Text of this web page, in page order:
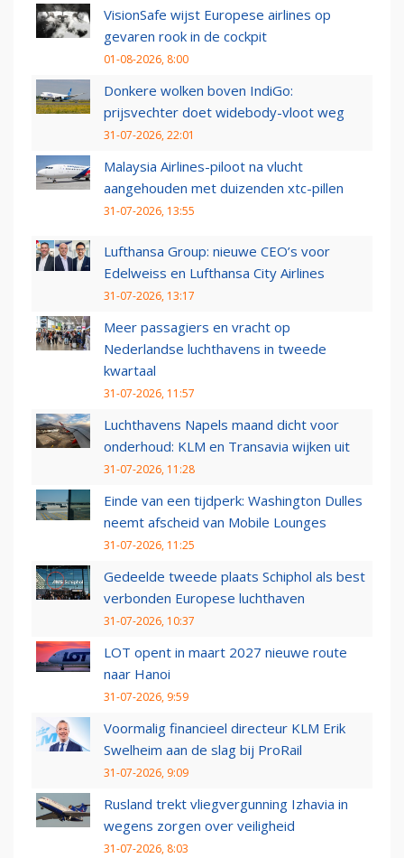
VisionSafe wijst Europese airlines op
gevaren rook in de cockpit
01-08-2026, 8:00
Donkere wolken boven IndiGo:
prijsvechter doet widebody-vloot weg
31-07-2026, 22:01
Malaysia Airlines-piloot na vlucht
aangehouden met duizenden xtc-pillen
31-07-2026, 13:55
Lufthansa Group: nieuwe CEO’s voor
Edelweiss en Lufthansa City Airlines
31-07-2026, 13:17
Meer passagiers en vracht op
Nederlandse luchthavens in tweede
kwartaal
31-07-2026, 11:57
Luchthavens Napels maand dicht voor
onderhoud: KLM en Transavia wijken uit
31-07-2026, 11:28
Einde van een tijdperk: Washington Dulles
neemt afscheid van Mobile Lounges
31-07-2026, 11:25
Gedeelde tweede plaats Schiphol als best
verbonden Europese luchthaven
31-07-2026, 10:37
LOT opent in maart 2027 nieuwe route
naar Hanoi
31-07-2026, 9:59
Voormalig financieel directeur KLM Erik
Swelheim aan de slag bij ProRail
31-07-2026, 9:09
Rusland trekt vliegvergunning Izhavia in
wegens zorgen over veiligheid
31-07-2026, 8:03